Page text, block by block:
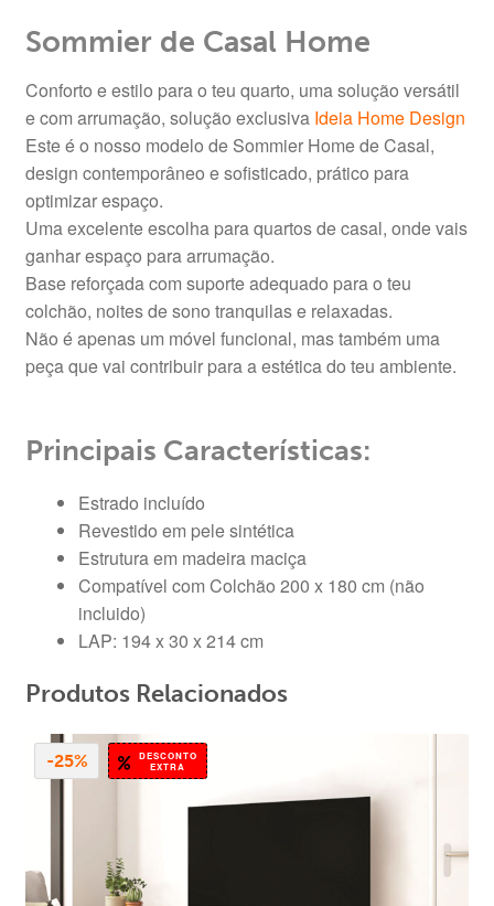
Sommier de Casal Home
Conforto e estilo para o teu quarto, uma solução versátil
e com arrumação, solução exclusiva Ideia Home Design
Este é o nosso modelo de Sommier Home de Casal,
design contemporâneo e sofisticado, prático para
optimizar espaço.
Uma excelente escolha para quartos de casal, onde vais
ganhar espaço para arrumação.
Base reforçada com suporte adequado para o teu
colchão, noites de sono tranquilas e relaxadas.
Não é apenas um móvel funcional, mas também uma
peça que vai contribuir para a estética do teu ambiente.
Principais Características:
Estrado incluído
Revestido em pele sintética
Estrutura em madeira maciça
Compatível com Colchão 200 x 180 cm (não
incluido)
LAP: 194 x 30 x 214 cm
Produtos Relacionados
DESCONTO
EXTRA
-25%